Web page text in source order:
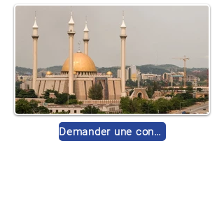
Demander une consultation gratuite